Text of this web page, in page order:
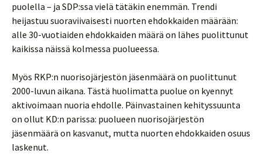
puolella – ja SDP:ssa vielä tätäkin enemmän. Trendi
heijastuu suoraviivaisesti nuorten ehdokkaiden määrään:
alle 30-vuotiaiden ehdokkaiden määrä on lähes puolittunut
kaikissa näissä kolmessa puolueessa.
Myös RKP:n nuorisojärjestön jäsenmäärä on puolittunut
2000-luvun aikana. Tästä huolimatta puolue on kyennyt
aktivoimaan nuoria ehdolle. Päinvastainen kehityssuunta
on ollut KD:n parissa: puolueen nuorisojärjestön
jäsenmäärä on kasvanut, mutta nuorten ehdokkaiden osuus
laskenut.